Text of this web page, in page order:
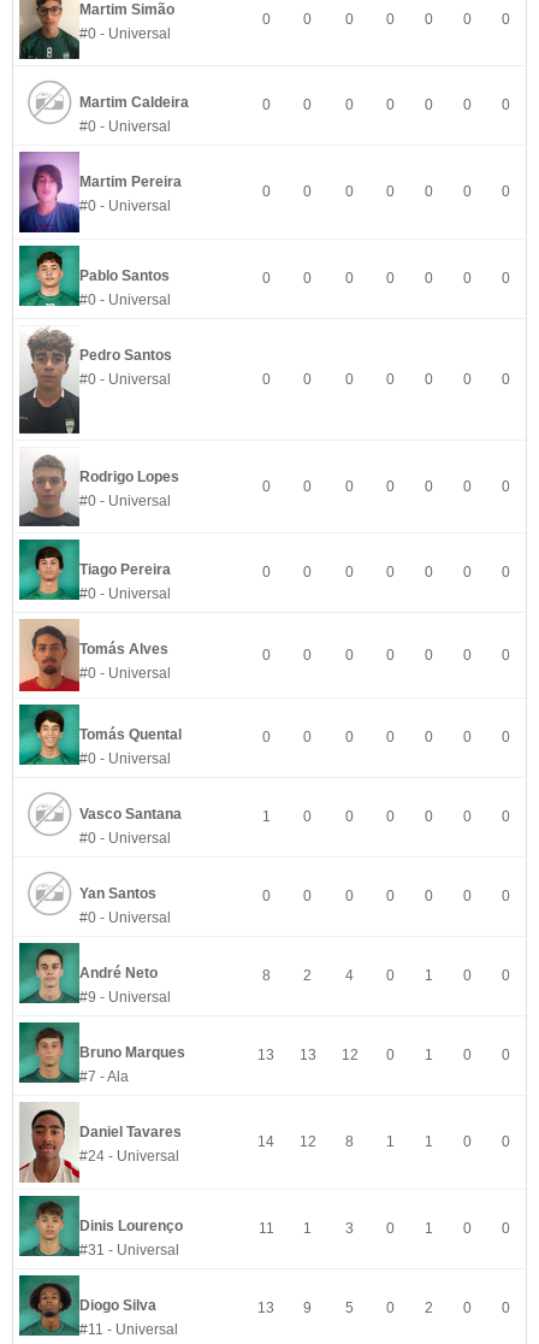
Martim Simão
#0 - Universal
0 0 0 0 0 0 0
Martim Caldeira
#0 - Universal
0 0 0 0 0 0 0
Martim Pereira
#0 - Universal
0 0 0 0 0 0 0
Pablo Santos
#0 - Universal
0 0 0 0 0 0 0
Pedro Santos
#0 - Universal
0 0 0 0 0 0 0
Rodrigo Lopes
#0 - Universal
0 0 0 0 0 0 0
Tiago Pereira
#0 - Universal
0 0 0 0 0 0 0
Tomás Alves
#0 - Universal
0 0 0 0 0 0 0
Tomás Quental
#0 - Universal
0 0 0 0 0 0 0
Vasco Santana
#0 - Universal
1 0 0 0 0 0 0
Yan Santos
#0 - Universal
0 0 0 0 0 0 0
André Neto
#9 - Universal
8 2 4 0 1 0 0
Bruno Marques
#7 - Ala
13 13 12 0 1 0 0
Daniel Tavares
#24 - Universal
14 12 8 1 1 0 0
Dinis Lourenço
#31 - Universal
11 1 3 0 1 0 0
Diogo Silva
#11 - Universal
13 9 5 0 2 0 0